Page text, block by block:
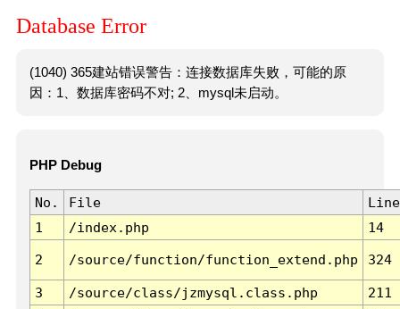
Database Error
(1040) 365建站错误警告：连接数据库失败，可能的原
因：1、数据库密码不对; 2、mysql未启动。
PHP Debug
No. File
Line
1
/index.php 14
2 /source/function/function_extend.php 324
3 /source/class/jzmysql.class.php
211